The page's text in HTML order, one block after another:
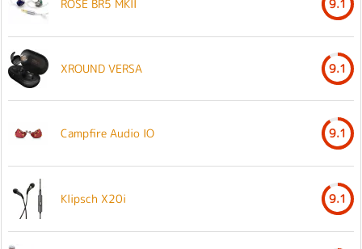
ROSE BR5 MKII 9.1
XROUND VERSA 9.1
Campfire Audio IO 9.1
Klipsch X20i 9.1